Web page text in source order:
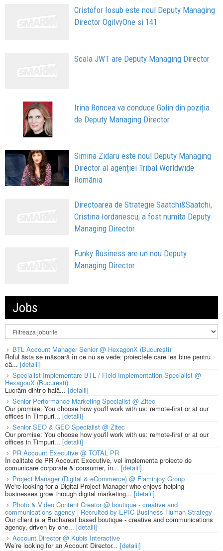
Cristofor Iosub este noul Deputy Managing
Director OgilvyOne si 141
Scala JWT are Deputy Managing Director
Irina Roncea va conduce Golin din poziția
de Deputy Managing Director
Simina Zidaru este noul Deputy Managing
Director al agenției Tribal Worldwide
România
Directoarea de Strategie Saatchi&Saatchi,
Cristina Iordanescu, a fost numita Deputy
Managing Director
Funky Business are un nou Deputy
Managing Director
Jobs
BTL Account Manager Senior @ HexagonX (București)
Rolul ăsta se măsoară în ce nu se vede: proiectele care ies bine pentru
că... [detalii]
Specialist Implementare BTL / Field Implementation Specialist @
HexagonX (București)
Lucrăm dintr-o hală...[detalii]
Senior Performance Marketing Specialist @ Zitec
Our promise: You choose how you'll work with us: remote-first or at our
offices in Timpuri... [detalii]
Senior SEO & GEO Specialist @ Zitec
Our promise: You choose how you'll work with us: remote-first or at our
offices in Timpuri... [detalii]
PR Account Executive @ TOTAL PR
În calitate de PR Account Executive, vei implementa proiecte de
comunicare corporate & consumer, în... [detalii]
Project Manager (Digital & eCommerce) @ Flaminjoy Group
We're looking for a Digital Project Manager who enjoys helping
businesses grow through digital marketing... [detalii]
Photo & Video Content Creator @ boutique - creative and
communications agency | Recruited by EPIC Business Human Strategy
Our client is a Bucharest based boutique - creative and communications
agency, driven by one... [detalii]
Account Director @ Kubis Interactive
We’re looking for an Account Director... [detalii]